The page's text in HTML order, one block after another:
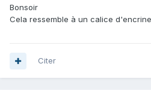
Bonsoir
Cela ressemble à un calice
Citer